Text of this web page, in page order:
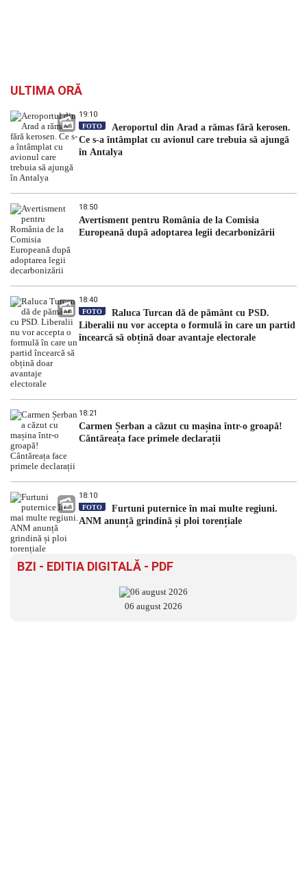
ULTIMA ORĂ
19:10
FOTO
Aeroportul din Arad a rămas fără kerosen.
Ce s-a întâmplat cu avionul care trebuia să ajungă
în Antalya
18:50
Avertisment pentru România de la Comisia
Europeană după adoptarea legii decarbonizării
18:40
FOTO
Raluca Turcan dă de pământ cu PSD.
Liberalii nu vor accepta o formulă în care un partid
încearcă să obțină doar avantaje electorale
18:21
Carmen Șerban a căzut cu mașina într-o groapă!
Cântăreața face primele declarații
18:10
FOTO
Furtuni puternice în mai multe regiuni.
ANM anunță grindină și ploi torențiale
BZI - EDITIA DIGITALĂ - PDF
06 august 2026